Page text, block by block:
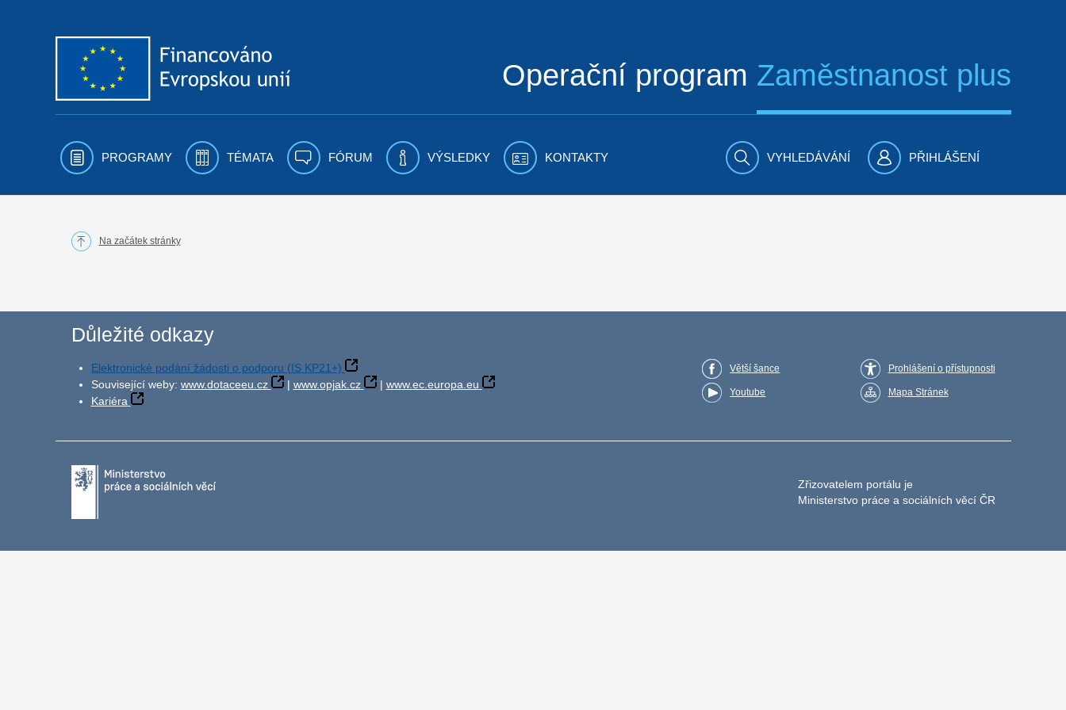
Operační program Zaměstnanost plus
PROGRAMY TÉMATA FÓRUM VÝSLEDKY KONTAKTY VYHLEDÁVÁNÍ PŘIHLÁŠENÍ
Na začátek stránky
Důležité odkazy
Elektronické podání žádosti o podporu (IS KP21+)
Související weby: www.dotaceeu.cz | www.opjak.cz | www.ec.europa.eu
Kariéra
Větší šance
Youtube
Prohlášení o přístupnosti
Mapa Stránek
Zřizovatelem portálu je
Ministerstvo práce a sociálních věcí ČR